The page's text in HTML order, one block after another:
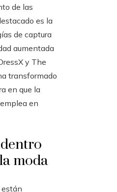
de las
es la
de captura
aumentada
y The
transformado
en que la
en
moda
están